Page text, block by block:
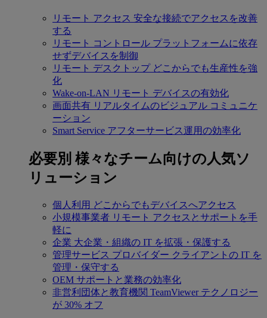
リモート アクセス 安全な接続でアクセスを改善
する
リモート コントロール プラットフォームに依存
せずデバイスを制御
リモート デスクトップ どこからでも生産性を強
化
Wake-on-LAN リモート デバイスの有効化
画面共有 リアルタイムのビジュアル コミュニケ
ーション
Smart Service アフターサービス運用の効率化
必要別 様々なチーム向けの人気ソ
リューション
個人利用 どこからでもデバイスへアクセス
小規模事業者 リモート アクセスとサポートを手
軽に
企業 大企業・組織の IT を拡張・保護する
管理サービス プロバイダー クライアントの IT を
管理・保守する
OEM サポートと業務の効率化
非営利団体と教育機関 TeamViewer テクノロジー
が 30% オフ